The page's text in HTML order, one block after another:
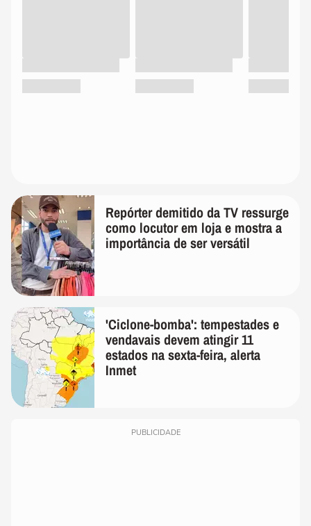
Repórter demitido da TV ressurge
como locutor em loja e mostra a
importância de ser versátil
'Ciclone-bomba': tempestades e
vendavais devem atingir 11
estados na sexta-feira, alerta
Inmet
PUBLICIDADE